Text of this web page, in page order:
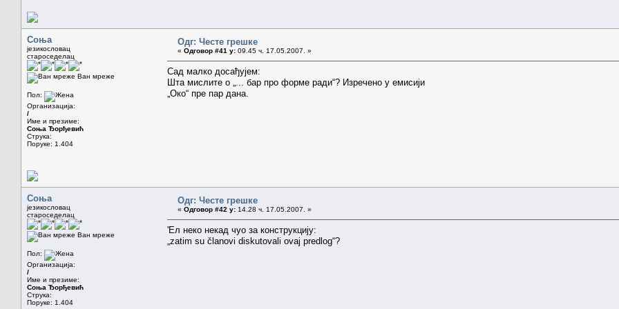
Соња
језикословац
староседелац
Ван мреже
Пол:
Организација:
/
Име и презиме:
Соња Ђорђевић
Струка:
Поруке: 1.404
Одг: Честе грешке
« Одговор #41 у: 09.45 ч. 17.05.2007. »
Сад малко досађујем:
Шта мислите о „... бар про форме ради“? Изречено у емисији
„Око“ пре пар дана.
Соња
језикословац
староседелац
Ван мреже
Пол:
Организација:
/
Име и презиме:
Соња Ђорђевић
Струка:
Поруке: 1.404
Одг: Честе грешке
« Одговор #42 у: 14.28 ч. 17.05.2007. »
'Ел неко некад чуо за конструкцију:
„zatim su članovi diskutovali ovaj predlog“?